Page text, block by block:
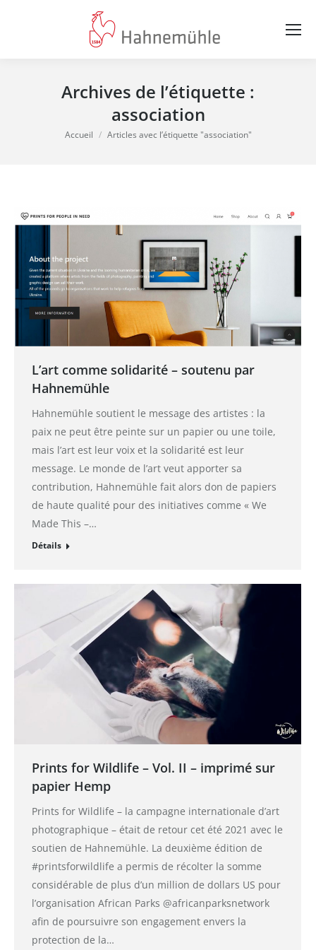
Archives de l’étiquette :
association
Vous êtes ici :
Accueil Articles avec l’étiquette "association"
L’art comme solidarité – soutenu par
Hahnemühle
Hahnemühle soutient le message des artistes : la
paix ne peut être peinte sur un papier ou une toile,
mais l’art est leur voix et la solidarité est leur
message. Le monde de l’art veut apporter sa
contribution, Hahnemühle fait alors don de papiers
de haute qualité pour des initiatives comme « We
Made This –…
Détails
Prints for Wildlife – Vol. II – imprimé sur
papier Hemp
Prints for Wildlife – la campagne internationale d’art
photographique – était de retour cet été 2021 avec le
soutien de Hahnemühle. La deuxième édition de
#printsforwildlife a permis de récolter la somme
considérable de plus d’un million de dollars US pour
l’organisation African Parks @africanparksnetwork
afin de poursuivre son engagement envers la
protection de la…